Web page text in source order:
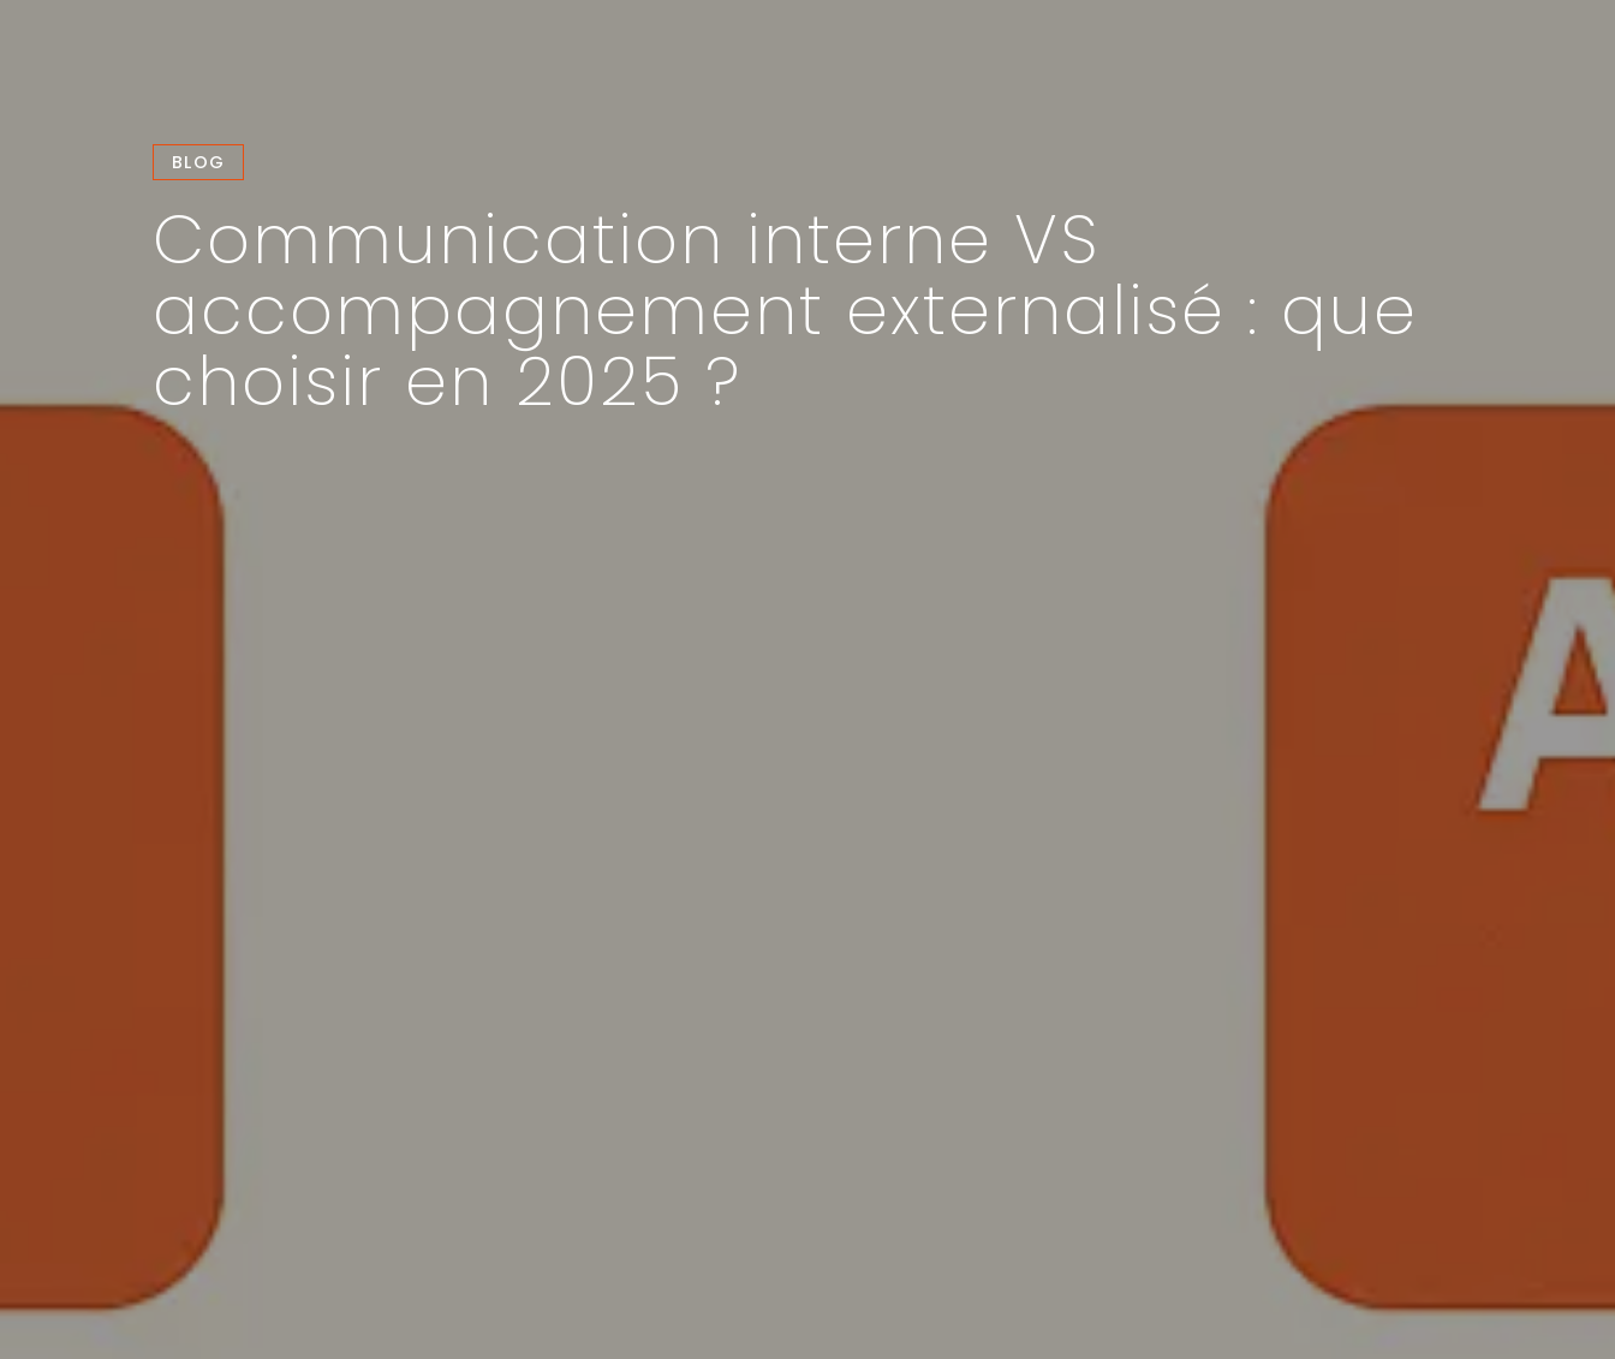
BLOG
Communication interne VS
accompagnement externalisé : que
choisir en 2025 ?